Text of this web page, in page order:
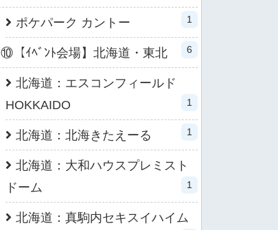
ポケパーク カントー 1
⑩【ｲﾍﾞﾝﾄ会場】北海道・東北 6
北海道：エスコンフィールド
HOKKAIDO
1
北海道：北海きたえーる 1
北海道：大和ハウスプレミスト
ドーム
1
北海道：真駒内セキスイハイム